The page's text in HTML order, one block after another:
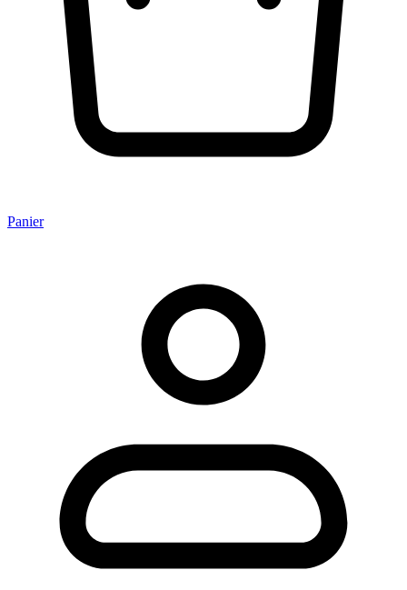
Panier